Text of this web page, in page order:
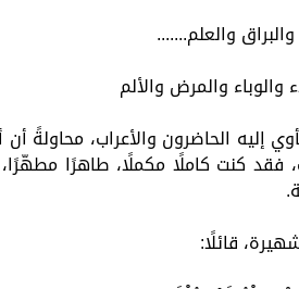
والعلم.......
والوباء والمرض والألم
إليه الحاضرون والأعراب،
فقد كنت كاملًا مكملًا، طاهرًا
قائلًا: